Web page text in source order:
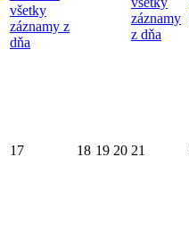
všetky
záznamy z
dňa
záznamy
z dňa
17 18 19 20 21